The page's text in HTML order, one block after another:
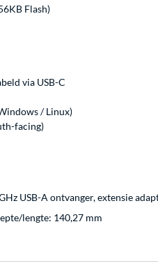
Flash)
via USB-C
/ Linux)
facing)
USB-A ontvanger, extensie
lengte: 140,27 mm